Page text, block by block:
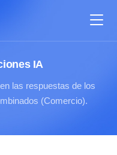
IA
las respuestas de los
(Comercio).